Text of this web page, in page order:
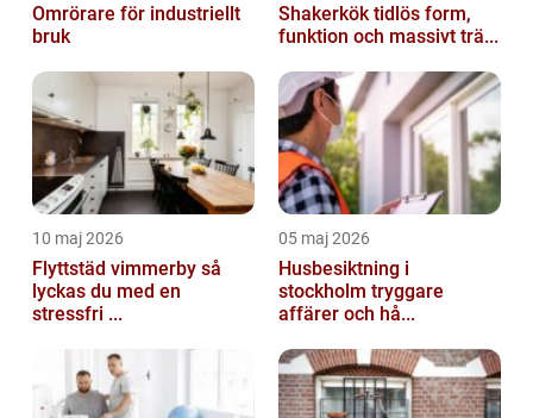
Omrörare för industriellt
bruk
Shakerkök tidlös form,
funktion och massivt trä...
10 maj 2026
Flyttstäd vimmerby så
lyckas du med en
stressfri ...
05 maj 2026
Husbesiktning i
stockholm tryggare
affärer och hå...